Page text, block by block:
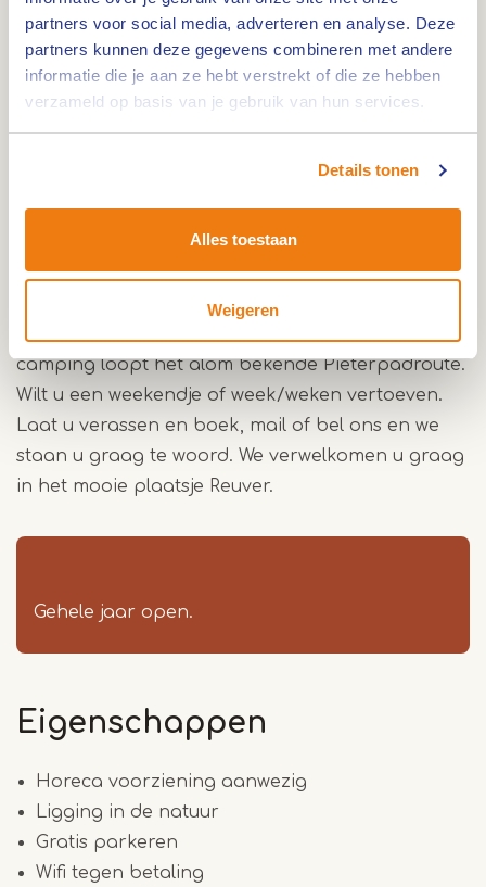
partners voor social media, adverteren en analyse. Deze
partners kunnen deze gegevens combineren met andere
informatie die je aan ze hebt verstrekt of die ze hebben
verzameld op basis van je gebruik van hun services.
Details tonen
Alles toestaan
Weigeren
slaapgelegenheden, aparte douche en toilet. Aan
de zijkant van de blokhut is een berging
aanwezig voor het stellen en opladen van uw
goed vertoeven is. Naast de blokhut is er ruimte
voor twee auto's te parkeren. het is heerlijk
vertoeven in het schitterend grensoverschrijdend
natuurgebied "Brachterwald" in Duitsland. Binnen
enkele minuten komt u oog in oog te staan met
herten, schapen, runderen en paarden. Naast de
camping loopt het alom bekende Pieterpadroute.
Wilt u een weekendje of week/weken vertoeven.
Laat u verassen en boek, mail of bel ons en we
staan u graag te woord. We verwelkomen u graag
in het mooie plaatsje Reuver.
Gehele jaar open.
Eigenschappen
Horeca voorziening aanwezig
Ligging in de natuur
Gratis parkeren
Wifi tegen betaling